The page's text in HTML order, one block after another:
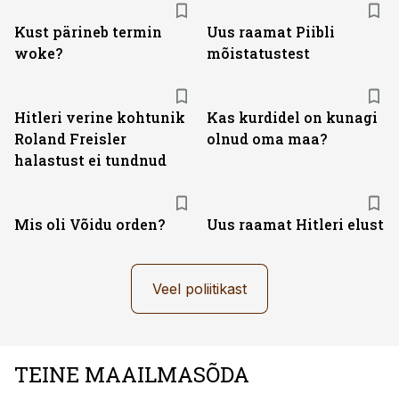
Kust pärineb termin
woke?
Uus raamat Piibli
mõistatustest
Hitleri verine kohtunik
Roland Freisler
halastust ei tundnud
Kas kurdidel on kunagi
olnud oma maa?
Mis oli Võidu orden? Uus raamat Hitleri elust
Veel poliitikast
TEINE MAAILMASÕDA